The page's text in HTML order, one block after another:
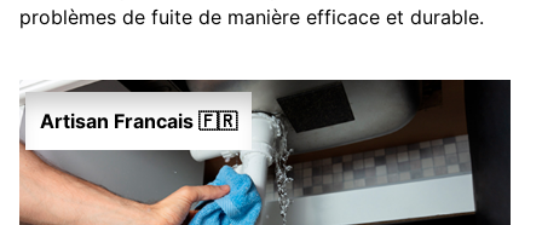
problèmes de fuite de manière efficace et durable.
Artisan Francais 🇫🇷